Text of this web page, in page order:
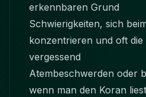
erkennbaren Grund
Schwierigkeiten, sich
konzentrieren und oft
vergessend
Atembeschwerden oder
wenn man den Koran liest